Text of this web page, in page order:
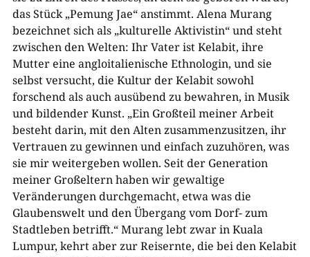
das Stück „Pemung Jae“ anstimmt. Alena Murang
bezeichnet sich als „kulturelle Aktivistin“ und steht
zwischen den Welten: Ihr Vater ist Kelabit, ihre
Mutter eine angloitalienische Ethnologin, und sie
selbst versucht, die Kultur der Kelabit sowohl
forschend als auch ausübend zu bewahren, in Musik
und bildender Kunst. „Ein Großteil meiner Arbeit
besteht darin, mit den Alten zusammenzusitzen, ihr
Vertrauen zu gewinnen und einfach zuzuhören, was
sie mir weitergeben wollen. Seit der Generation
meiner Großeltern haben wir gewaltige
Veränderungen durchgemacht, etwa was die
Glaubenswelt und den Übergang vom Dorf- zum
Stadtleben betrifft.“ Murang lebt zwar in Kuala
Lumpur, kehrt aber zur Reisernte, die bei den Kelabit